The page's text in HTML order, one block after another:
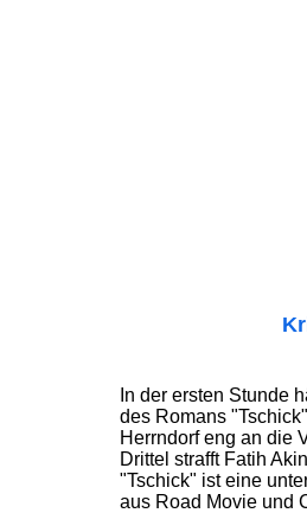
In der ersten Stunde
des Romans
Herrndorf eng an die
Drittel strafft Fatih
"Tschick" ist eine
aus Road Movie und